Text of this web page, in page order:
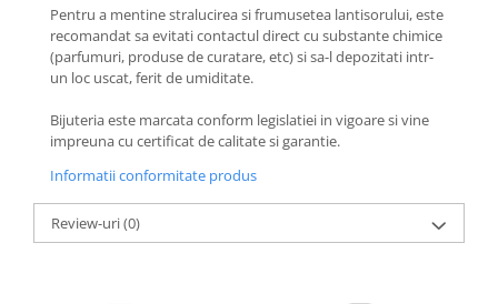
semiprețioase
Brățări din Argint cu pietre
semiprețioase
Brățări elastice cu pietre
semiprețioase
BRĂȚĂRI DE PICIOR
Brățări de picior din Aur
Brățări de picior din Argint
COLIERE
Pentru a mentine stralucirea si frumusetea lantisorului, este
recomandat sa evitati contactul direct cu substante chimice
(parfumuri, produse de curatare, etc) si sa-l depozitati intr-
un loc uscat, ferit de umiditate.
Bijuteria este marcata conform legislatiei in vigoare si vine
impreuna cu certificat de calitate si garantie.
Informatii conformitate produs
Review-uri(0)